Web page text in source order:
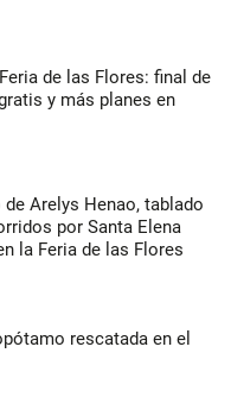
de las Flores: final de
y más planes en
Arelys Henao, tablado
por Santa Elena
la Feria de las Flores
rescatada en el